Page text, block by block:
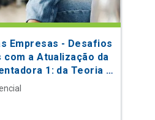
Empresas - Desafios
com a Atualização da
1: da Teoria à